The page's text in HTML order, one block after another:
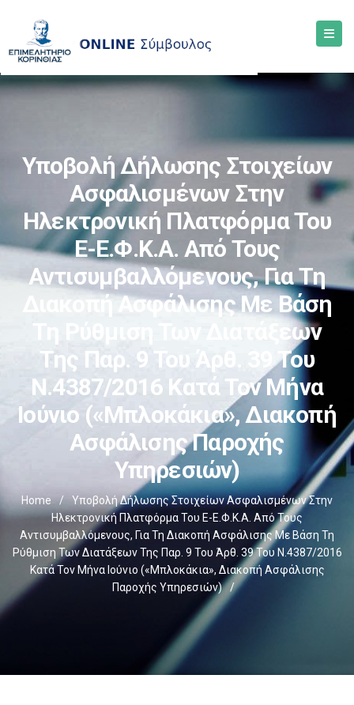
Υποβολή Δήλωσης Στοιχείων
Ασφαλισμένων Στην
Ηλεκτρονική Πλατφόρμα Του
E-Ε.Φ.Κ.Α. Από Τους
Αντισυμβαλλόμενους, Για Τη
Διακοπή Ασφάλισης Με Βάση
Τη Ρύθμιση Των Διατάξεων
Της Παρ. 9 Του Άρθ. 39 Του
Ν.4387/2016 Κατά Τον Μήνα
Ιούνιο («μπλοκάκια», Διακοπή
Ασφάλισης Παροχής
Υπηρεσιών)
Home /
Υποβολή Δήλωσης Στοιχείων Ασφαλισμένων Στην
Ηλεκτρονική Πλατφόρμα Του E-Ε.Φ.Κ.Α. Από Τους
Αντισυμβαλλόμενους, Για Τη Διακοπή Ασφάλισης Με Βάση Τη
Ρύθμιση Των Διατάξεων Της Παρ. 9 Του Άρθ. 39 Του Ν.4387/2016
Κατά Τον Μήνα Ιούνιο («μπλοκάκια», Διακοπή Ασφάλισης
Παροχής Υπηρεσιών)
/